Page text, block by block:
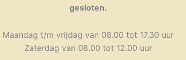
gesloten.
Maandag t/m vrijdag van 08.00 tot 17.30 uur
Zaterdag van 08.00 tot 12.00 uur